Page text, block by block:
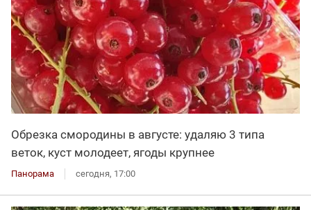
Обрезка смородины в августе: удаляю 3 типа
веток, куст молодеет, ягоды крупнее
Панорама сегодня, 17:00